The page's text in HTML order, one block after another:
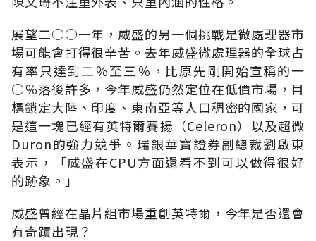
展望二○○一年，威盛的另一個挑戰是微處理器市
場可能會打得很辛苦。去年威盛微處理器的全球占
有率只達到二％至三％，比原先剛開始宣稱的一
○％落後許多，今年威盛仍然定位在低價市場，目
標鎖定大陸、印度、東南亞等人口稠密的國家，可
是這一塊已經有英特爾賽揚（Celeron）以及超微
Duron的強力競爭。瑞銀華寶證券副總裁劉啟東
表示，「威盛在CPU方面還看不到可以做得很好
的跡象。」
威盛曾經在晶片組市場重創英特爾，今年是否還會
有奇蹟出現？